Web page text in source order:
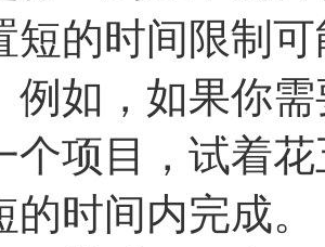
短的时间限制
例如，如果你
个项目，试着
的时间内完成。